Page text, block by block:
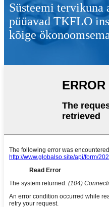
Süsteemi tervikuna
püüavad TKFLO
kõige